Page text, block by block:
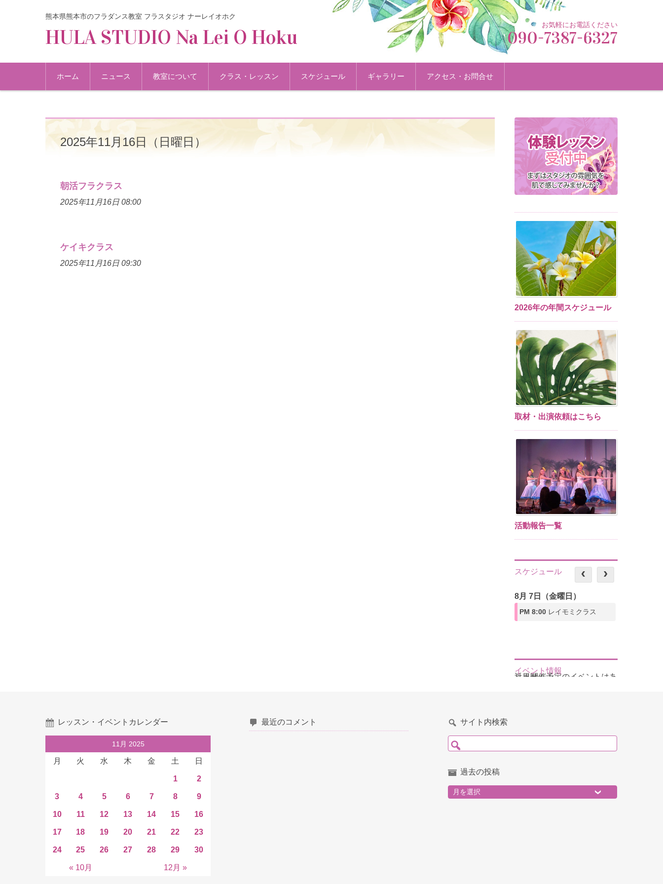
熊本県熊本市のフラダンス教室 フラスタジオ ナーレイオホク
HULA STUDIO Na Lei O Hoku
お気軽にお電話ください
090-7387-6327
コンテンツに移動
ホーム
ニュース 教室について クラス・レッスン スケジュール ギャラリー アクセス・お問合せ
2025年11月16日（日曜日）
朝活フラクラス
2025年11月16日 08:00
ケイキクラス
2025年11月16日 09:30
2026年の年間スケジュール
取材・出演依頼はこちら
活動報告一覧
スケジュール
8月 7日（金曜日）
PM 8:00 レイモミクラス
イベント情報
近日開催予定のイベントはありません
レッスン・イベントカレンダー
11月 2025
月 火 水 木 金 土 日
« 10月 12月 »
1 2
3 4 5 6 7 8 9
10 11 12 13 14 15 16
17 18 19 20 21 22 23
24 25 26 27 28 29 30
最近のコメント サイト内検索
検索:
過去の投稿
過去の投稿